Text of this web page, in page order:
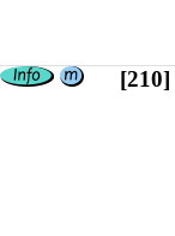
[210]